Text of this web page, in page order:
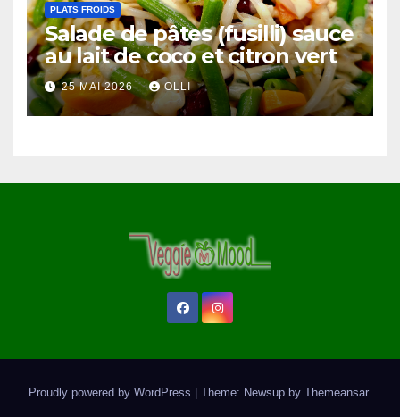
PLATS FROIDS
Salade de pâtes (fusilli) sauce
au lait de coco et citron vert
25 MAI 2026 OLLI
Proudly powered by WordPress Theme: Newsup by Themeansar.